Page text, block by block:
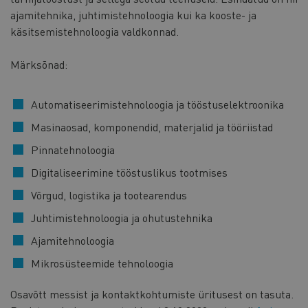
ajamitehnika, juhtimistehnoloogia kui ka kooste- ja
käsitsemistehnoloogia valdkonnad.
Märksõnad:
Automatiseerimistehnoloogia ja tööstuselektroonika
Masinaosad, komponendid, materjalid ja tööriistad
Pinnatehnoloogia
Digitaliseerimine tööstuslikus tootmises
Võrgud, logistika ja tootearendus
Juhtimistehnoloogia ja ohutustehnika
Ajamitehnoloogia
Mikrosüsteemide tehnoloogia
Osavõtt messist ja kontaktkohtumiste üritusest on tasuta.